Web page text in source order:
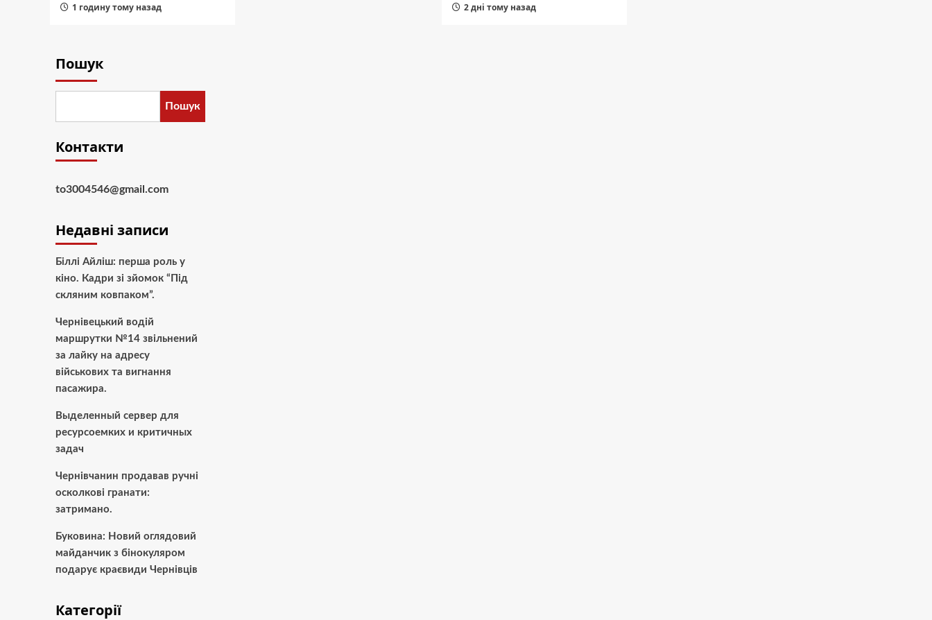
1 годину тому назад 2 дні тому назад
Пошук
Пошук
Контакти
to3004546@gmail.com
Недавні записи
Біллі Айліш: перша роль у
кіно. Кадри зі зйомок “Під
скляним ковпаком”.
Чернівецький водій
маршрутки №14 звільнений
за лайку на адресу
військових та вигнання
пасажира.
Выделенный сервер для
ресурсоемких и критичных
задач
Чернівчанин продавав ручні
осколкові гранати:
затримано.
Буковина: Новий оглядовий
майданчик з бінокуляром
подарує краєвиди Чернівців
Категорії